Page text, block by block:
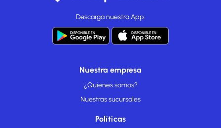
Descarga nuestra App:
Nuestra empresa
¿Quienes somos?
Nuestras sucursales
Políticas